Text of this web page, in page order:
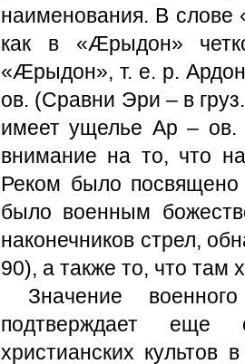
наименования. В слове
как в «Æрыдон»
«Æрыдон», т. е. р.
ов. (Сравни Эри – в
имеет ущелье Ар – ов.
внимание на то, что
Реком было
было военным
наконечников стрел,
90), а также то, что
Значение
подтверждает еще
христианских культов